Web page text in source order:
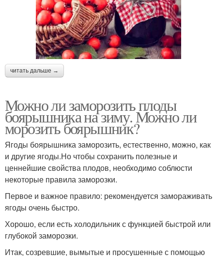
читать дальше →
Можно ли заморозить плоды
боярышника на зиму. Можно ли
морозить боярышник?
Ягоды боярышника заморозить, естественно, можно, как
и другие ягоды.Но чтобы сохранить полезные и
ценнейшие свойства плодов, необходимо соблюсти
некоторые правила заморозки.
Первое и важное правило: рекомендуется замораживать
ягоды очень быстро.
Хорошо, если есть холодильник с функцией быстрой или
глубокой заморозки.
Итак, созревшие, вымытые и просушенные с помощью